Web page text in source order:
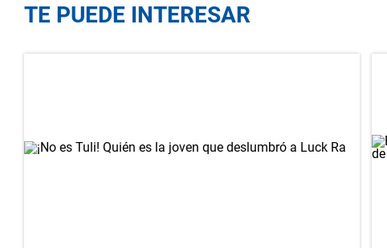
TE PUEDE INTERESAR